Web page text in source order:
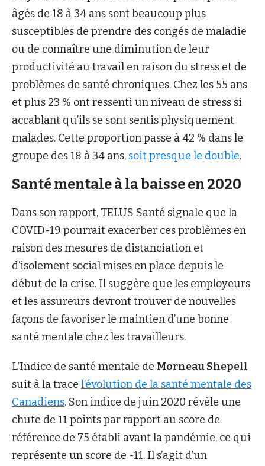
âgés de 18 à 34 ans sont beaucoup plus
susceptibles de prendre des congés de maladie
ou de connaître une diminution de leur
productivité au travail en raison du stress et de
problèmes de santé chroniques. Chez les 55 ans
et plus 23 % ont ressenti un niveau de stress si
accablant qu’ils se sont sentis physiquement
malades. Cette proportion passe à 42 % dans le
groupe des 18 à 34 ans, soit presque le double.
Santé mentale à la baisse en 2020
Dans son rapport, TELUS Santé signale que la
COVID-19 pourrait exacerber ces problèmes en
raison des mesures de distanciation et
d’isolement social mises en place depuis le
début de la crise. Il suggère que les employeurs
et les assureurs devront trouver de nouvelles
façons de favoriser le maintien d’une bonne
santé mentale chez les travailleurs.
L’Indice de santé mentale de Morneau Shepell
suit à la trace l’évolution de la santé mentale des
Canadiens. Son indice de juin 2020 révèle une
chute de 11 points par rapport au score de
référence de 75 établi avant la pandémie, ce qui
représente un score de -11. Il s’agit d’un